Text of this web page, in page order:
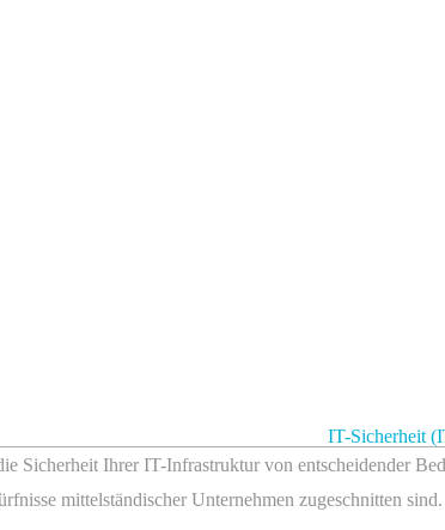
IT-Sicherheit
Sicherheit Ihrer IT-Infrastruktur von entscheidender
mittelständischer Unternehmen zugeschnitten